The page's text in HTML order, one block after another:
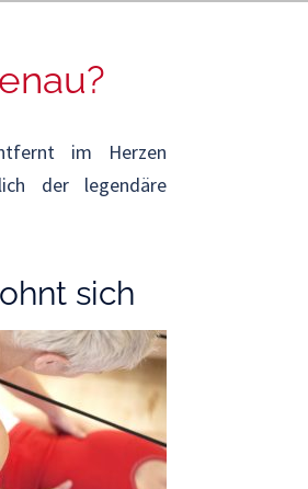
im Herzen
der legendäre
sich